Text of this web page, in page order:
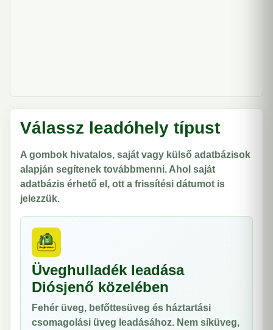
Válassz leadóhely típust
A gombok hivatalos, saját vagy külső adatbázisok
alapján segítenek továbbmenni. Ahol saját
adatbázis érhető el, ott a frissítési dátumot is
jelezzük.
Üveghulladék leadása
Diósjenő közelében
Fehér üveg, befőttesüveg és háztartási
csomagolási üveg leadásához. Nem síküveg,